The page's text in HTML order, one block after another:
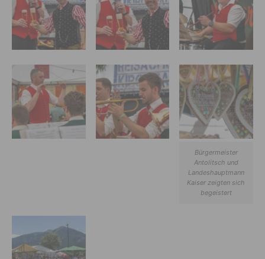
Bürgermeister
Antolitsch und
Landeshauptmann
Kaiser zeigten sich
begeistert